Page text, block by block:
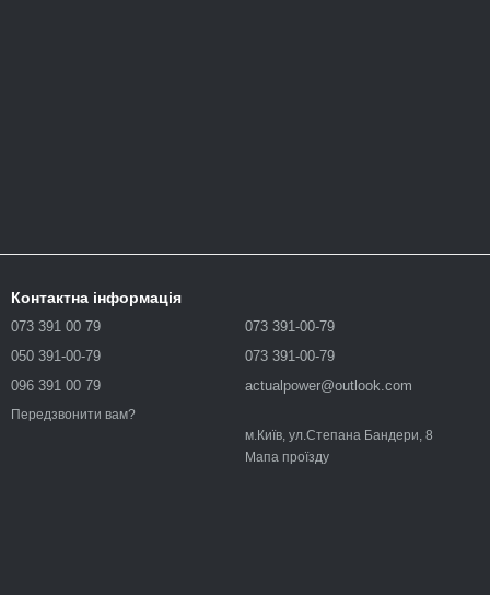
Контактна інформація
073 391 00 79
050 391-00-79
096 391 00 79
Передзвонити вам?
073 391-00-79
073 391-00-79
actualpower@outlook.com
м.Київ, ул.Степана Бандери, 8
Мапа проїзду